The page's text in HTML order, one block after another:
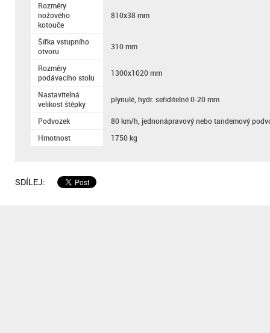
Rozměry
nožového
kotouče
810x38 mm
Šířka vstupního
otvoru
310 mm
Rozměry
podávacího stolu
1300x1020 mm
Nastavitelná
velikost štěpky
plynulé, hydr. seřiditelné 0-20 mm
Podvozek
80 km/h, jednonápravový nebo tandemový
Hmotnost
1750 kg
SDÍLEJ: